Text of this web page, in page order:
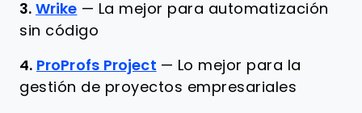
3. Wrike — La mejor para automatización
sin código
4. ProProfs Project — Lo mejor para la
gestión de proyectos empresariales